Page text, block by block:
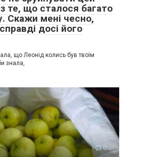
те, що сталося багато
Скажи мені чесно,
досі його
що Леонід колись був твоїм
знала,
0